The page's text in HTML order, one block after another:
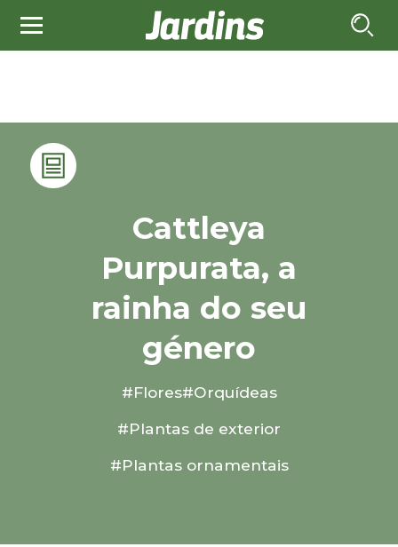
Cattleya
Purpurata, a
rainha do seu
género
#Flores#Orquídeas
#Plantas de exterior
#Plantas ornamentais